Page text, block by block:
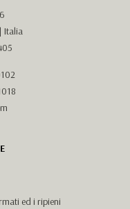
Italia
ed i ripieni